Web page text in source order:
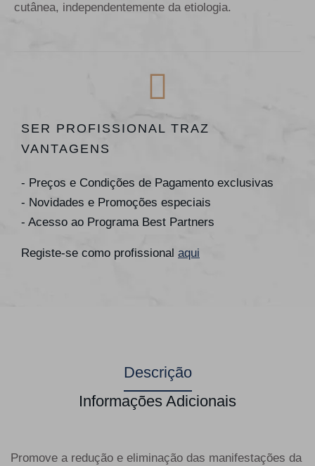
cutânea, independentemente da etiologia.
SER PROFISSIONAL TRAZ
VANTAGENS
- Preços e Condições de Pagamento exclusivas
- Novidades e Promoções especiais
- Acesso ao Programa Best Partners
Registe-se como profissional aqui
Descrição
Informações Adicionais
Promove a redução e eliminação das manifestações da